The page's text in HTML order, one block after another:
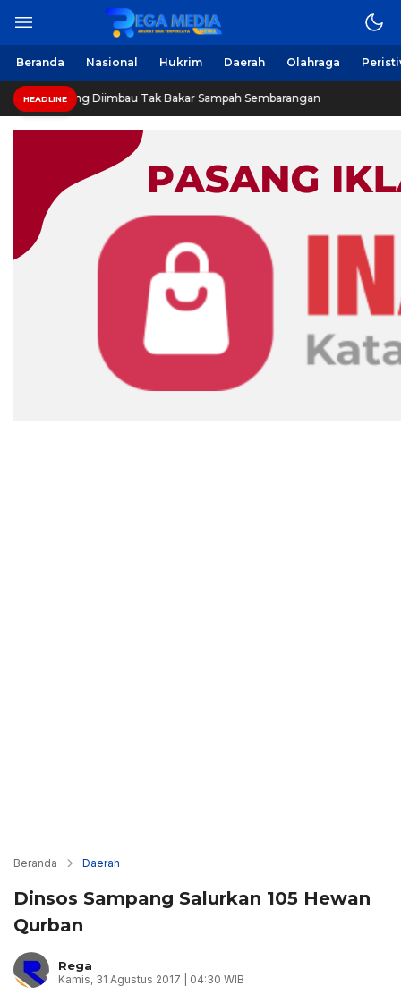
Beranda Nasional Hukrim Daerah Olahraga
HEADLINE
Diimbau Tak Bakar Sampah Sembarangan
Beranda Daerah
Dinsos Sampang Salurkan 105 Hewan
Qurban
Rega
Kamis, 31 Agustus 2017 | 04:30 WIB